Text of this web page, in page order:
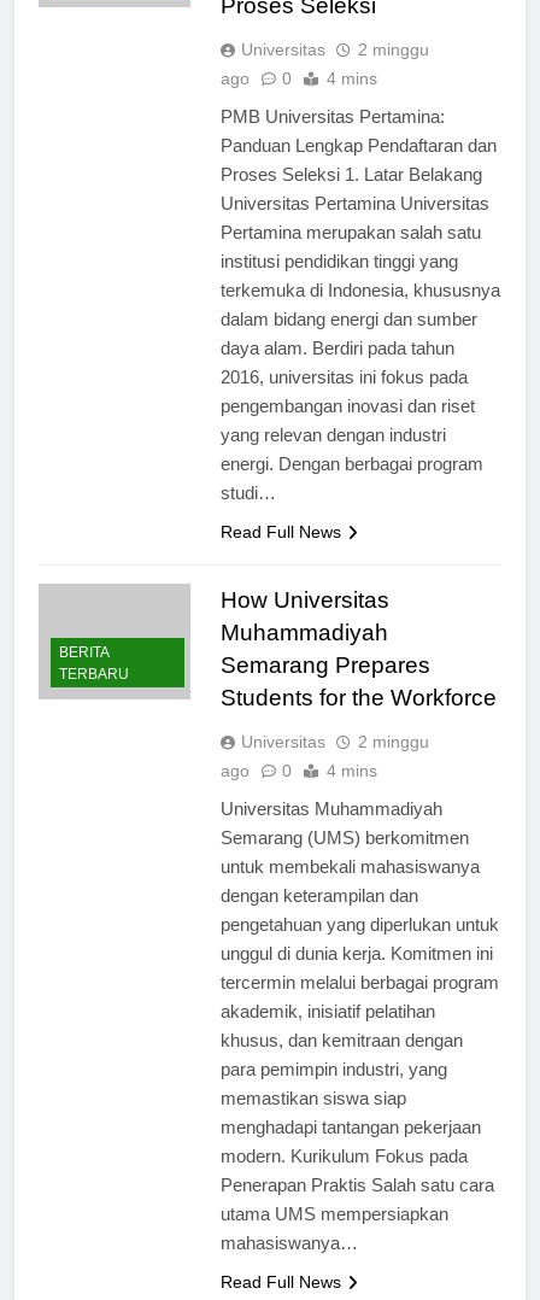
Universitas
2 minggu
PMB Universitas Pertamina:
Panduan Lengkap Pendaftaran dan
Proses Seleksi 1. Latar Belakang
Universitas Pertamina Universitas
Pertamina merupakan salah satu
institusi pendidikan tinggi yang
terkemuka di Indonesia, khususnya
dalam bidang energi dan sumber
daya alam. Berdiri pada tahun
2016, universitas ini fokus pada
pengembangan inovasi dan riset
yang relevan dengan industri
energi. Dengan berbagai program
BERITA
How Universitas
Muhammadiyah
Semarang Prepares
Universitas
2 minggu
Universitas Muhammadiyah
Semarang (UMS) berkomitmen
untuk membekali mahasiswanya
dengan keterampilan dan
pengetahuan yang diperlukan untuk
unggul di dunia kerja. Komitmen ini
tercermin melalui berbagai program
akademik, inisiatif pelatihan
khusus, dan kemitraan dengan
para pemimpin industri, yang
memastikan siswa siap
menghadapi tantangan pekerjaan
modern. Kurikulum Fokus pada
Penerapan Praktis Salah satu cara
utama UMS mempersiapkan